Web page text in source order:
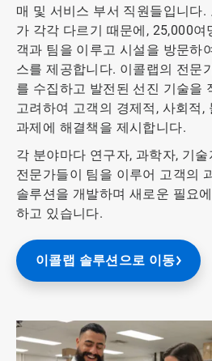
매 및 서비스 부서 직원들입니다.
가 각각 다르기 때문에, 25,000여
객과 팀을 이루고 시설을 방문하
스를 제공합니다. 이콜랩의 전문
를 수집하고 발전된 선진 기술을
고려하여 고객의 경제적, 사회적,
과제에 해결책을 제시합니다.
각 분야마다 연구자, 과학자, 기
전문가들이 팀을 이루어 고객의
솔루션을 개발하며 새로운 필요
하고 있습니다.
이콜랩 솔루션으로 이동